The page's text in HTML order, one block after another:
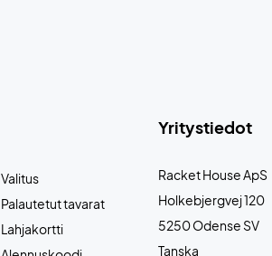
Yritystiedot
Racket House ApS
Holkebjergvej 120
5250 Odense SV
Tanska
Valitus
Palautetut tavarat
Lahjakortti